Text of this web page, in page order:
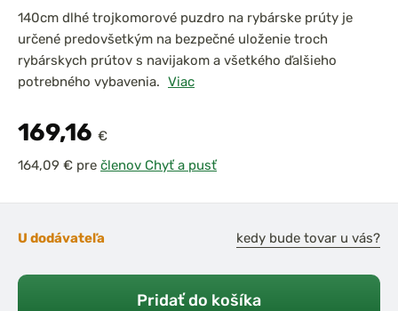
140cm dlhé trojkomorové puzdro na rybárske prúty je
určené predovšetkým na bezpečné uloženie troch
rybárskych prútov s navijakom a všetkého ďalšieho
potrebného vybavenia. Viac
169,16 €
pre členov Chyť a pusť
U dodávateľa kedy bude tovar u vás?
Pridať do košíka